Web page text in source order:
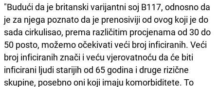
"Budući da je britanski varijantni soj B117, odnosno da
je za njega poznato da je prenosiviji od ovog koji je do
sada cirkulisao, prema različitim procjenama od 30 do
50 posto, možemo očekivati veći broj inficiranih. Veći
broj inficiranih znači i veću vjerovatnoću da će biti
inficirani ljudi starijih od 65 godina i druge rizične
skupine, posebno oni koji imaju komorbiditete. To